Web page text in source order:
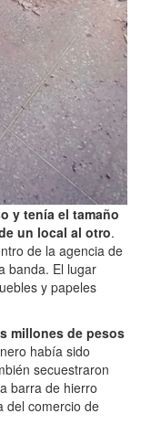
y tenía el tamaño
un local al otro.
de la agencia de
banda. El lugar
y papeles
millones de pesos
había sido
secuestraron
barra de hierro
del comercio de